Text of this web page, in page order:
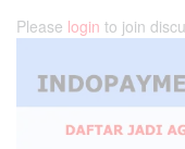
Please login to join